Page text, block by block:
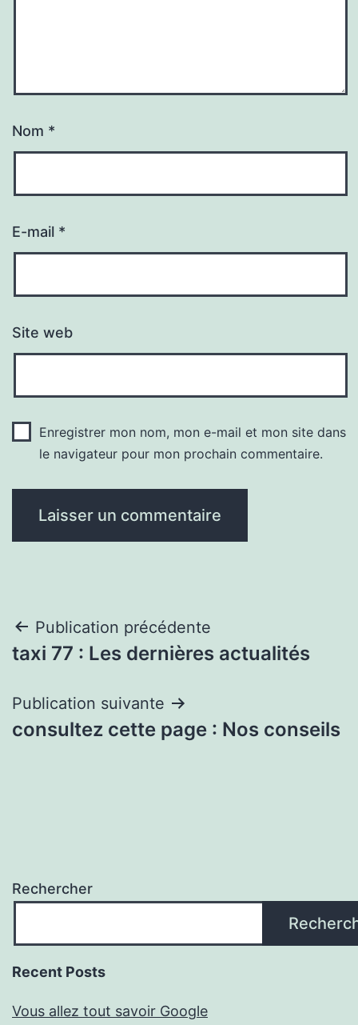
Nom *
E-mail *
Site web
Enregistrer mon nom, mon e-mail et mon site dans
le navigateur pour mon prochain commentaire.
Navigation
de
l’article
Publication précédente
taxi 77 : Les dernières actualités
Publication suivante
consultez cette page : Nos conseils
Rechercher
Recent Posts
Vous allez tout savoir Google